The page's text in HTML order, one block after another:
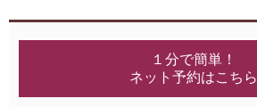
１分で簡単！
ネット予約はこちら